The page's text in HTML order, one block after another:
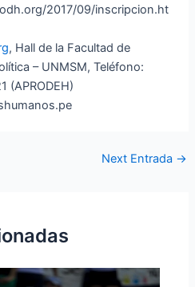
2017/09/inscripcion.ht
, Hall de la Facultad de
– UNMSM, Teléfono:
(APRODEH)
Next Entrada →